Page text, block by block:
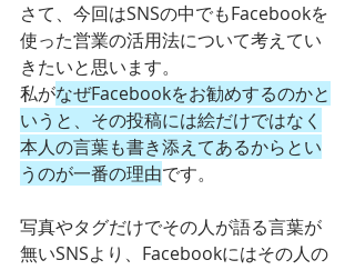
さて、今回はSNSの中でもFacebookを
使った営業の活用法について考えてい
きたいと思います。
私がなぜFacebookをお勧めするのかと
いうと、その投稿には絵だけではなく
本人の言葉も書き添えてあるからとい
うのが一番の理由です。
写真やタグだけでその人が語る言葉が
無いSNSより、Facebookにはその人の